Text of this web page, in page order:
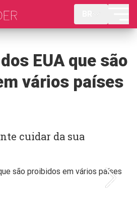
EUA que são
vários países
cuidar da sua